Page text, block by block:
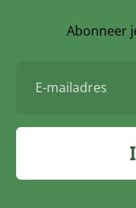
Abonneer
mailadres